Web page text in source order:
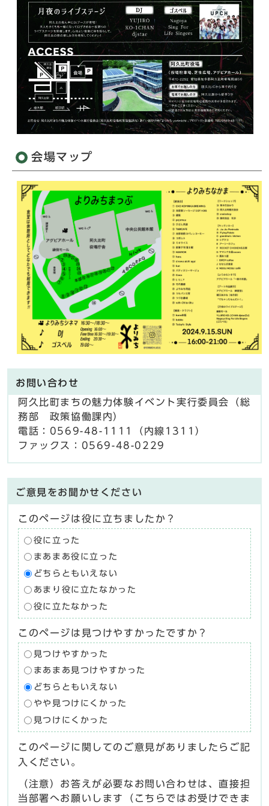
会場マップ
お問い合わせ
阿久比町まちの魅力体験イベント実行委員会（総
務部 政策協働課内）
電話：0569-48-1111（内線1311）
ファックス：0569-48-0229
ご意見をお聞かせください
このページは役に立ちましたか？
役に立った
まあまあ役に立った
どちらともいえない
あまり役に立たなかった
役に立たなかった
このページは見つけやすかったですか？
見つけやすかった
まあまあ見つけやすかった
どちらともいえない
やや見つけにくかった
見つけにくかった
このページに関してのご意見がありましたらご記
入ください。
（注意）お答えが必要なお問い合わせは、直接担
当部署へお願いします（こちらではお受けできま